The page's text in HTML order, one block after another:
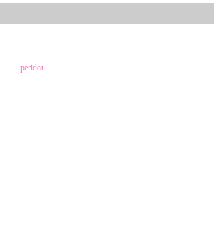
peridot